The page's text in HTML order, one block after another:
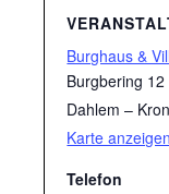
Burghaus &
Burgbering 12
Dahlem –
Karte anzeigen
Telefon